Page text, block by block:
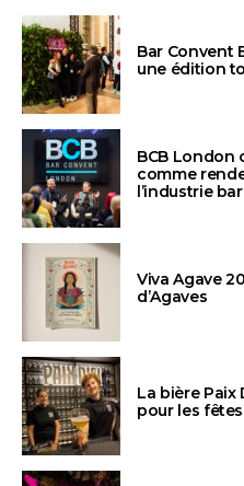
Bar Convent
une édition
BCB London
comme
l’industrie bar
Viva Agave
d’Agaves
La bière Paix
pour les fêtes